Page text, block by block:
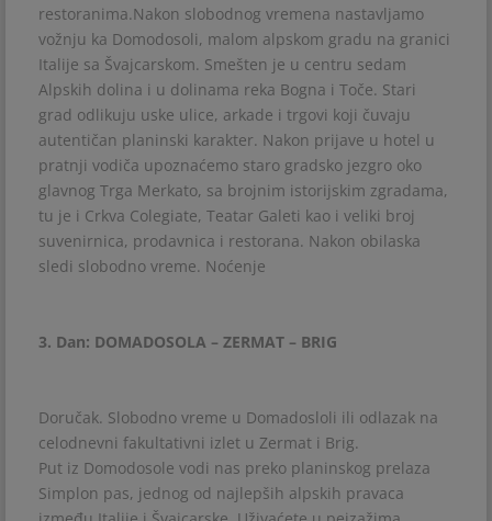
restoranima.Nakon slobodnog vremena nastavljamo
vožnju ka Domodosoli, malom alpskom gradu na granici
Italije sa Švajcarskom. Smešten je u centru sedam
Alpskih dolina i u dolinama reka Bogna i Toče. Stari
grad odlikuju uske ulice, arkade i trgovi koji čuvaju
autentičan planinski karakter. Nakon prijave u hotel u
pratnji vodiča upoznaćemo staro gradsko jezgro oko
glavnog Trga Merkato, sa brojnim istorijskim zgradama,
tu je i Crkva Colegiate, Teatar Galeti kao i veliki broj
suvenirnica, prodavnica i restorana. Nakon obilaska
sledi slobodno vreme. Noćenje
3. Dan: DOMADOSOLA – ZERMAT – BRIG
Doručak. Slobodno vreme u Domadosloli ili odlazak na
celodnevni fakultativni izlet u Zermat i Brig.
Put iz Domodosole vodi nas preko planinskog prelaza
Simplon pas, jednog od najlepših alpskih pravaca